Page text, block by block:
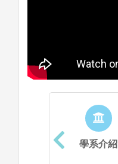
學系介紹